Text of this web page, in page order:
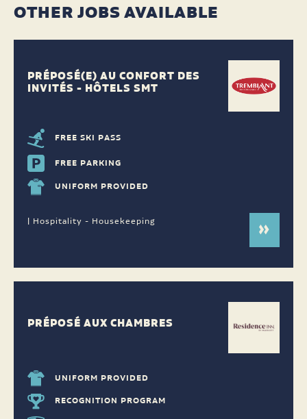
OTHER JOBS AVAILABLE
PRÉPOSÉ(E) AU CONFORT DES
INVITÉS - HÔTELS SMT
FREE SKI PASS
FREE PARKING
UNIFORM PROVIDED
| Hospitality - Housekeeping
PRÉPOSÉ AUX CHAMBRES
UNIFORM PROVIDED
RECOGNITION PROGRAM